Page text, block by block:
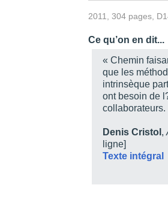
Chapitre 3.
Chapitre 4. La
Chapitre 5. Le mentorat
Chapitre 6. Le
Chapitre 8. La
2011, 304 pages,
Ce qu’on en dit...
« Chemin
que les
intrinsèque
ont besoin de
collaborateurs.
Denis Cristol,
ligne]
Texte intégral